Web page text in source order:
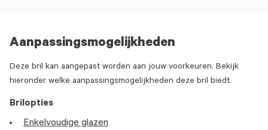
Aanpassingsmogelijkheden
Deze bril kan aangepast worden aan jouw voorkeuren. Bekijk
hieronder welke aanpassingsmogelijkheden deze bril biedt.
Brilopties
Enkelvoudige glazen